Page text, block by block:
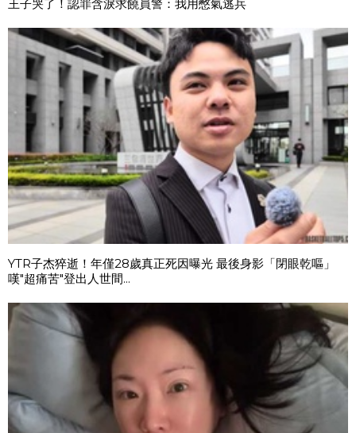
王子哭了！認罪含淚求饒員警：我用憋氣逃兵
YTR子杰猝逝！年僅28歲真正死因曝光 最後身影「閉眼乾嘔」
嘆"超痛苦"登出人世間...